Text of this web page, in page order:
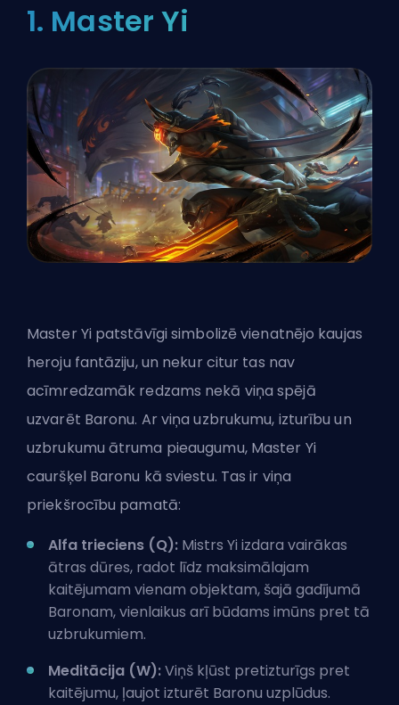
1. Master Yi
Master Yi patstāvīgi simbolizē vienatnējo kaujas
heroju fantāziju, un nekur citur tas nav
acīmredzamāk redzams nekā viņa spējā
uzvarēt Baronu. Ar viņa uzbrukumu, izturību un
uzbrukumu ātruma pieaugumu, Master Yi
cauršķel Baronu kā sviestu. Tas ir viņa
priekšrocību pamatā:
Alfa trieciens (Q): Mistrs Yi izdara vairākas
ātras dūres, radot līdz maksimālajam
kaitējumam vienam objektam, šajā gadījumā
Baronam, vienlaikus arī būdams imūns pret tā
uzbrukumiem.
Meditācija (W):Viņš kļūst pretizturīgs pret
kaitējumu, ļaujot izturēt Baronu uzplūdus.